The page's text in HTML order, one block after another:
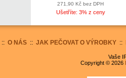
271,90 Kč bez DPH
Ušetříte: 3% z ceny
:: O NÁS:: JAK PEČOVAT O VÝROBKY::
Vaše
Copyright © 2026